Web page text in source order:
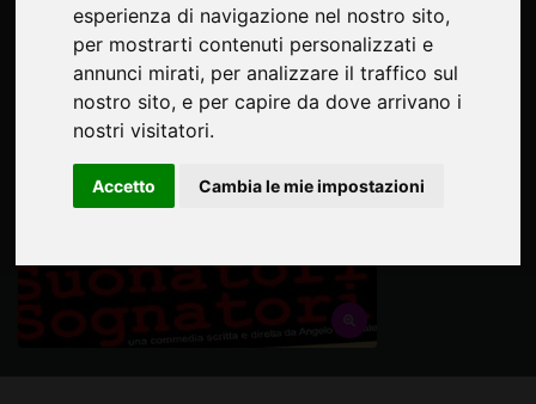
esperienza di navigazione nel nostro sito,
per mostrarti contenuti personalizzati e
annunci mirati, per analizzare il traffico sul
nostro sito, e per capire da dove arrivano i
nostri visitatori.
Accetto Cambia le mie impostazioni